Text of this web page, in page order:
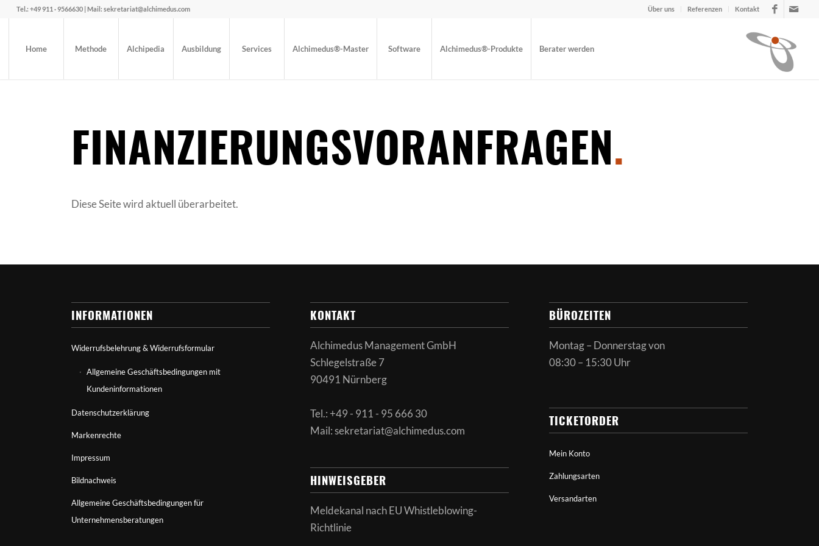
Über uns Referenzen Kontakt
Tel.: +49 911 · 9566630 | Mail: sekretariat@alchimedus.com
Home Methode Alchipedia Ausbildung Services Alchimedus®-Master Software Alchimedus®-Produkte Berater werden
FINANZIERUNGSVORANFRAGEN.
Diese Seite wird aktuell überarbeitet.
INFORMATIONEN
Widerrufsbelehrung & Widerrufsformular
Allgemeine Geschäftsbedingungen mit
Kundeninformationen
Datenschutzerklärung
Markenrechte
Impressum
Bildnachweis
Allgemeine Geschäftsbedingungen für
Unternehmensberatungen
KONTAKT
Alchimedus Management GmbH
Schlegelstraße 7
90491 Nürnberg
Tel.: +49 - 911 - 95 666 30
Mail: sekretariat@alchimedus.com
HINWEISGEBER
Meldekanal nachEU Whistleblowing-
Richtlinie
BÜROZEITEN
Montag – Donnerstag von
08:30 – 15:30 Uhr
TICKETORDER
Mein Konto
Zahlungsarten
Versandarten